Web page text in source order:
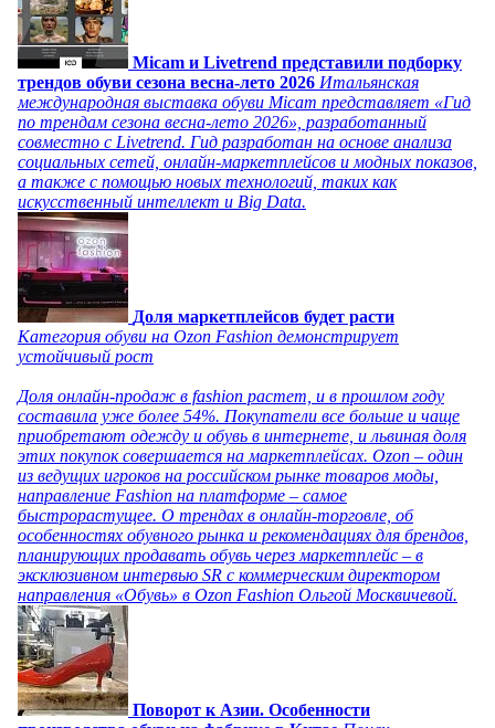
Micam и Livetrend представили подборку
трендов обуви сезона весна-лето 2026 Итальянская
международная выставка обуви Micam представляет «Гид
по трендам сезона весна-лето 2026», разработанный
совместно с Livetrend. Гид разработан на основе анализа
социальных сетей, онлайн-маркетплейсов и модных показов,
а также с помощью новых технологий, таких как
искусственный интеллект и Big Data.
Доля маркетплейсов будет расти
Категория обуви на Ozon Fashion демонстрирует
устойчивый рост
Доля онлайн-продаж в fashion растет, и в прошлом году
составила уже более 54%. Покупатели все больше и чаще
приобретают одежду и обувь в интернете, и львиная доля
этих покупок совершается на маркетплейсах. Ozon – один
из ведущих игроков на российском рынке товаров моды,
направление Fashion на платформе – самое
быстрорастущее. О трендах в онлайн-торговле, об
особенностях обувного рынка и рекомендациях для брендов,
планирующих продавать обувь через маркетплейс – в
эксклюзивном интервью SR с коммерческим директором
направления «Обувь» в Ozon Fashion Ольгой Москвичевой.
Поворот к Азии. Особенности